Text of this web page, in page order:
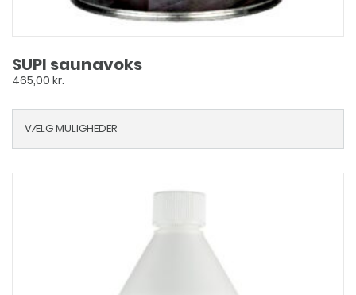
SUPI saunavoks
465,00 kr.
VÆLG MULIGHEDER